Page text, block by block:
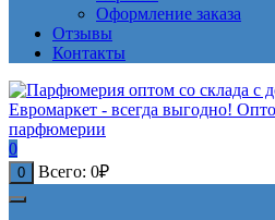
Оформление заказа
Отзывы
Контакты
0
0 Всего: 0₽